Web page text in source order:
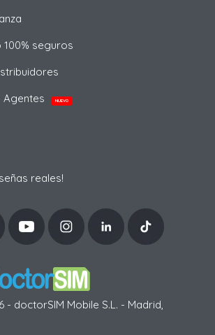
seguros
NUEVO
reales!
- doctorSIM Mobile S.L. - Madrid,